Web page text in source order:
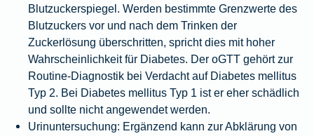
Blutzuckerspiegel. Werden bestimmte Grenzwerte des
Blutzuckers vor und nach dem Trinken der
Zuckerlösung überschritten, spricht dies mit hoher
Wahrscheinlichkeit für Diabetes. Der oGTT gehört zur
Routine-Diagnostik bei Verdacht auf Diabetes mellitus
Typ 2. Bei Diabetes mellitus Typ 1 ist er eher schädlich
und sollte nicht angewendet werden.
Urinuntersuchung: Ergänzend kann zur Abklärung von